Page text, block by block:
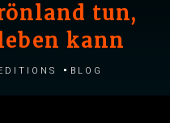
tun,
kann
Blog